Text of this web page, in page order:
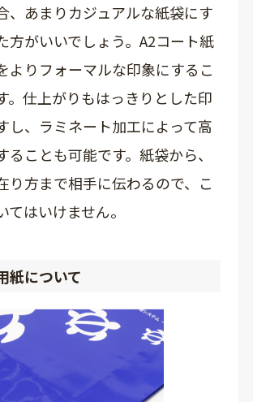
、あまりカジュアルな紙袋にす
方がいいでしょう。A2コート紙
よりフォーマルな印象にするこ
。仕上がりもはっきりとした印
し、ラミネート加工によって高
ることも可能です。紙袋から、
り方まで相手に伝わるので、こ
てはいけません。
紙について